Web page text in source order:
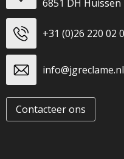
6851 DH Huissen
+31 (0)26 220 02
info@jgreclame.nl
Contacteer ons